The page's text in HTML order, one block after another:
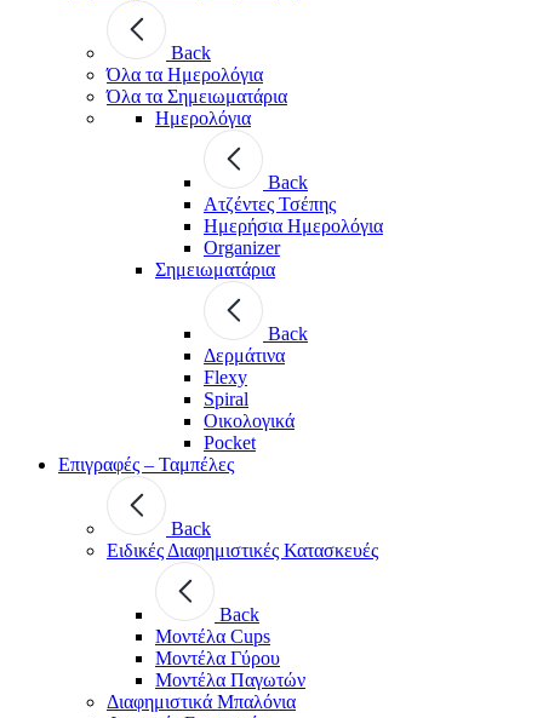
Back
Όλα τα Ημερολόγια
Όλα τα Σημειωματάρια
Ημερολόγια
Back
Ατζέντες Τσέπης
Ημερήσια Ημερολόγια
Organizer
Σημειωματάρια
Back
Δερμάτινα
Flexy
Spiral
Οικολογικά
Pocket
Επιγραφές – Ταμπέλες
Back
Ειδικές Διαφημιστικές Κατασκευές
Back
Μοντέλα Cups
Μοντέλα Γύρου
Μοντέλα Παγωτών
Διαφημιστικά Μπαλόνια